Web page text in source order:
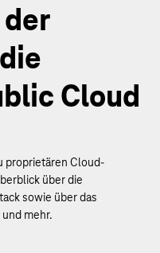
Cloud
proprietären Cloud-
über die
sowie über das
mehr.